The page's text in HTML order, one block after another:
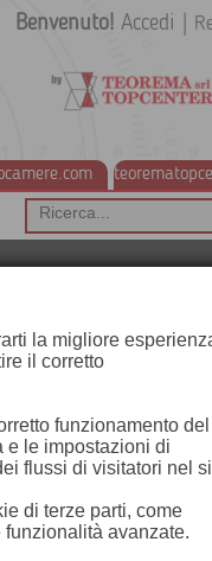
Benvenuto! Accedi
la migliore
il corretto
funzionamento del
e le impostazioni di
flussi di visitatori nel
di terze parti, come
avanzate.